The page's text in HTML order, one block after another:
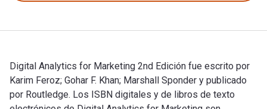
Digital Analytics for Marketing 2nd Edición fue escrito por
Karim Feroz; Gohar F. Khan; Marshall Sponder y publicado
por Routledge. Los ISBN digitales y de libros de texto